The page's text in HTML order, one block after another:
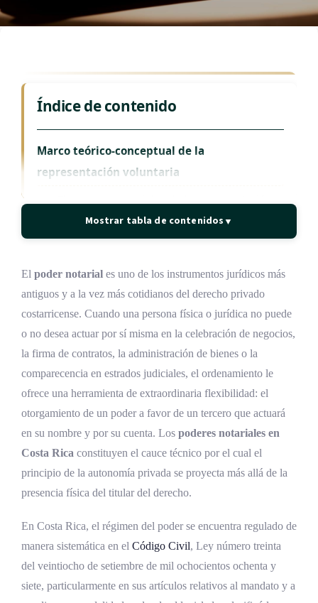
Índice de contenido
Marco teórico-conceptual de la
representación voluntaria
voluntaria
Diferencias con figuras afines
el ordenamiento costarricense
Marco normativo: tipos de poderes en el
derecho costarricense
El poder generalísimo
El poder general
El poder especial
El poder judicial
Los poderes mercantiles
Análisis jurisprudencial
Interpretación restrictiva de los poderes
Mostrar tabla de contenidos▼
El poder notarial es uno de los instrumentos jurídicos más
antiguos y a la vez más cotidianos del derecho privado
costarricense. Cuando una persona física o jurídica no puede
o no desea actuar por sí misma en la celebración de negocios,
la firma de contratos, la administración de bienes o la
comparecencia en estrados judiciales, el ordenamiento le
ofrece una herramienta de extraordinaria flexibilidad: el
otorgamiento de un poder a favor de un tercero que actuará
en su nombre y por su cuenta. Los poderes notariales en
Costa Rica constituyen el cauce técnico por el cual el
principio de la autonomía privada se proyecta más allá de la
presencia física del titular del derecho.
En Costa Rica, el régimen del poder se encuentra regulado de
manera sistemática en el Código Civil, Ley número treinta
del veintiocho de setiembre de mil ochocientos ochenta y
siete, particularmente en sus artículos relativos al mandato y a